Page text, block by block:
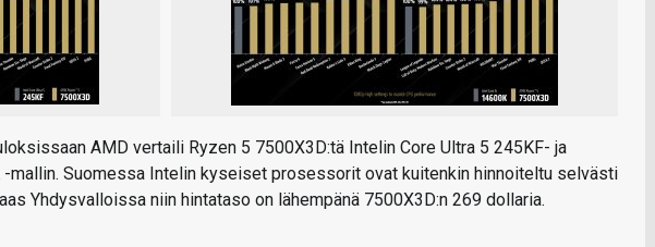
AMD vertaili Ryzen 5 7500X3D:tä Intelin Core Ultra 5 245KF- ja
mallin. Suomessa Intelin kyseiset prosessorit ovat kuitenkin hinnoiteltu selvästi
Yhdysvalloissa niin hintataso on lähempänä 7500X3D:n 269 dollaria.